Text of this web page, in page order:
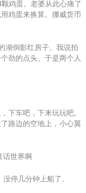
鸡蛋。老婆从此心痛了
鸡蛋来换算。挪威货币
湖倒影红房子。我说拍
劲的点头。于是两个人
下车吧，下来玩玩吧。
路边的空地上，小心翼
话世界啊
停几分钟上船了。